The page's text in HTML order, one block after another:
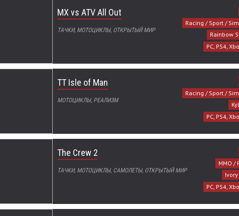
MX vs ATV All Out
ТАЧКИ, МОТОЦИКЛЫ, ОТКРЫТЫЙ МИР
Racing / Sport /
Rainbow
PC, PS4,
TT Isle of Man
МОТОЦИКЛЫ, РЕАЛИЗМ
Racing / Sport /
PC, PS4,
The Crew 2
ТАЧКИ, МОТОЦИКЛЫ, САМОЛЕТЫ, ОТКРЫТЫЙ МИР
MMO /
PC, PS4,